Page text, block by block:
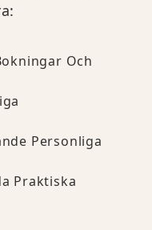
Och
Personliga
Praktiska